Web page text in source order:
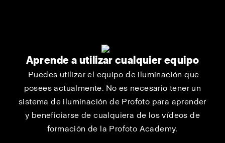
Aprende a utilizar cualquier equipo
Puedes utilizar el equipo de iluminación que
posees actualmente. No es necesario tener un
sistema de iluminación de Profoto para aprender
y beneficiarse de cualquiera de los vídeos de
formación de la Profoto Academy.